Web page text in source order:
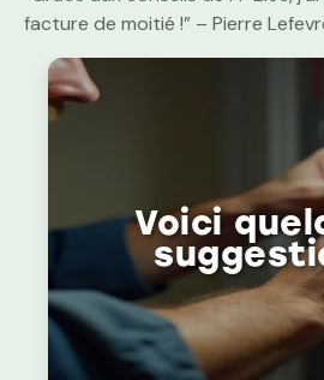
facture de moitié !” – Pierre
Voici